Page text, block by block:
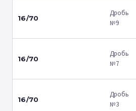
16/70
Дробь
№9
16/70
Дробь
№7
16/70
Дробь
№3